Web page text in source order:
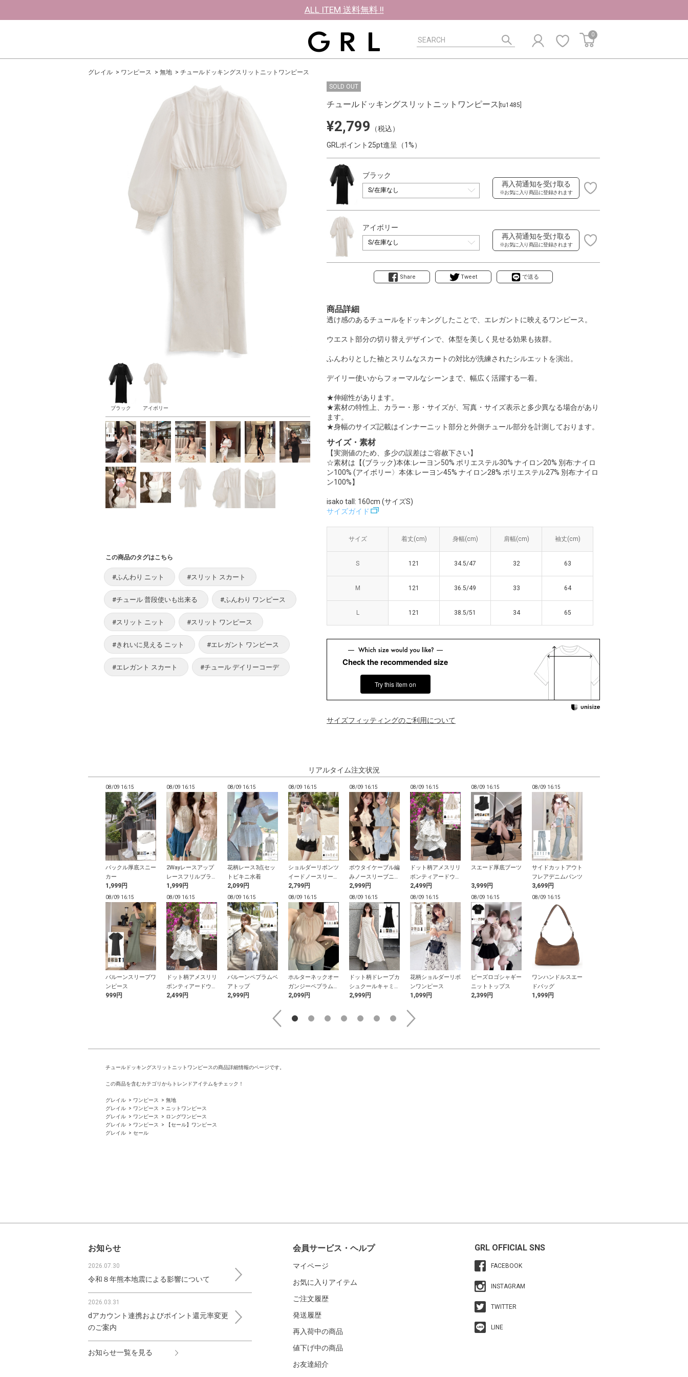
ALL ITEM 送料無料 !!
0
グレイル ワンピース 無地 チュールドッキングスリットニットワンピース
ブラック アイボリー
SOLD OUT
チュールドッキングスリットニットワンピース [tu1485]
¥2,799
（税込）
GRLポイント25pt進呈（1%）
ブラック
再入荷通知を受け取る
※お気に入り商品に登録されます
アイボリー
再入荷通知を受け取る
※お気に入り商品に登録されます
Share Tweet で送る
商品詳細
透け感のあるチュールをドッキングしたことで、エレガントに映えるワンピース。
ウエスト部分の切り替えデザインで、体型を美しく見せる効果も抜群。
ふんわりとした袖とスリムなスカートの対比が洗練されたシルエットを演出。
デイリー使いからフォーマルなシーンまで、幅広く活躍する一着。
★伸縮性があります。
★素材の特性上、カラー・形・サイズが、写真・サイズ表示と多少異なる場合があり
ます。
★身幅のサイズ記載はインナーニット部分と外側チュール部分を計測しております。
サイズ・素材
【実測値のため、多少の誤差はご容赦下さい】
☆素材は【(ブラック)本体:レーヨン50% ポリエステル30% ナイロン20% 別布:ナイロ
ン100% (アイボリー〉本体:レーヨン45% ナイロン28% ポリエステル27% 別布:ナイロ
ン100%】
isako tall: 160cm (サイズS)
サイズガイド
サイズ 着丈(cm) 身幅(cm) 肩幅(cm) 袖丈(cm)
S 121 34.5/47 32 63
M 121 36.5/49 33 64
L 121 38.5/51 34 65
サイズ 着丈(cm) 身幅(cm) 肩幅(cm) 袖丈(cm)
S 121 34.5/47 32 63
M 121 36.5/49 33 64
L 121 38.5/51 34 65
Check the recommended size
Try this item on
サイズフィッティングのご利用について
この商品のタグはこちら
#ふんわり ニット #スリット スカート
#チュール 普段使いも出来る #ふんわり ワンピース
#スリット ニット #スリット ワンピース
#きれいに見える ニット #エレガント ワンピース
#エレガント スカート #チュール デイリーコーデ
リアルタイム注文状況
08/09 16:15
バックル厚底スニー
カー
1,999円
08/09 16:15
2Wayレースアップ
レースフリルブラウ
ス
1,999円
08/09 16:15
花柄レース3点セッ
トビキニ水着
2,099円
08/09 16:15
ショルダーリボンツ
イードノースリーブ
ペプラムトップス
2,799円
08/09 16:15
ボウタイケーブル編
みノースリーブニッ
トトップス
2,999円
08/09 16:15
ドット柄アメスリリ
ボンティアードウェ
ーブフリルブラウス
2,499円
08/09 16:15
スエード厚底ブーツ
3,999円
08/09 16:15
サイドカットアウト
フレアデニムパンツ
3,699円
08/09 16:15
バルーンスリーブワ
ンピース
999円
08/09 16:15
ドット柄アメスリリ
ボンティアードウェ
ーブフリルブラウス
2,499円
08/09 16:15
バルーンペプラムベ
アトップ
2,999円
08/09 16:15
ホルターネックオー
ガンジーペプラムト
ップス
2,099円
08/09 16:15
ドット柄ドレープカ
シュクールキャミソ
ールワンピース
2,999円
08/09 16:15
花柄ショルダーリボ
ンワンピース
1,099円
08/09 16:15
ビーズロゴシャギー
ニットトップス
2,399円
08/09 16:15
ワンハンドルスエー
ドバッグ
1,999円
チュールドッキングスリットニットワンピースの商品詳細情報のページです。
この商品を含むカテゴリからトレンドアイテムをチェック！
グレイル ワンピース
無地
グレイル
ワンピース
ニットワンピース
グレイル
ワンピース
ロングワンピース
グレイル
ワンピース
【セール】ワンピース
グレイル
セール
お知らせ
2026.07.30
令和８年熊本地震による影響について
2026.03.31
dアカウント連携およびポイント還元率変更
のご案内
お知らせ一覧を見る
会員サービス・ヘルプ
マイページ
お気に入りアイテム
ご注文履歴
発送履歴
再入荷中の商品
値下げ中の商品
お友達紹介
GRL OFFICIAL SNS
FACEBOOK
INSTAGRAM
TWITTER
LINE